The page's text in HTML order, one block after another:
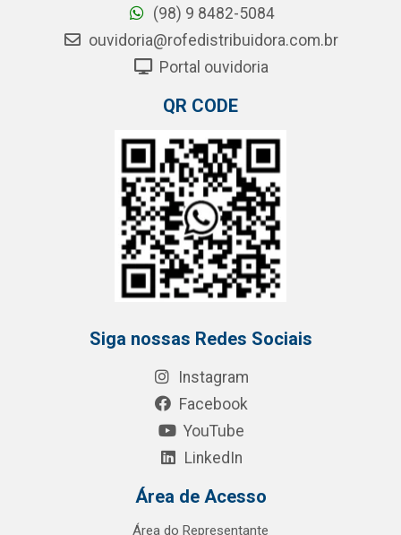
(98) 9 8482-5084
ouvidoria@rofedistribuidora.com.br
Portal ouvidoria
QR CODE
Siga nossas Redes Sociais
Instagram
Facebook
YouTube
LinkedIn
Área de Acesso
Área do Representante